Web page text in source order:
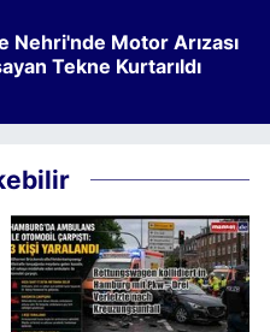
Nehri'nde Motor Arızası
Tekne Kurtarıldı